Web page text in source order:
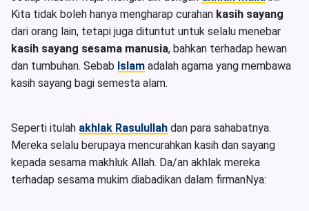
Kita tidak boleh hanya mengharap curahan kasih sayang
dari orang lain, tetapi juga dituntut untuk selalu menebar
kasih sayang sesama manusia, bahkan terhadap hewan
dan tumbuhan. Sebab Islam adalah agama yang membawa
kasih sayang bagi semesta alam.
Seperti itulah akhlak Rasulullah dan para sahabatnya.
Mereka selalu berupaya mencurahkan kasih dan sayang
kepada sesama makhluk Allah. Da/an akhlak mereka
terhadap sesama mukim diabadikan dalam firmanNya: